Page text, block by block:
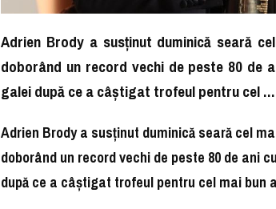
Adrien Brody a susţinut duminică seară
doborând un record vechi de peste 80 de
galei după ce a câştigat trofeul pentru cel …
Adrien Brody a susţinut duminică seară cel
doborând un record vechi de peste 80 de ani
după ce a câştigat trofeul pentru cel mai bun